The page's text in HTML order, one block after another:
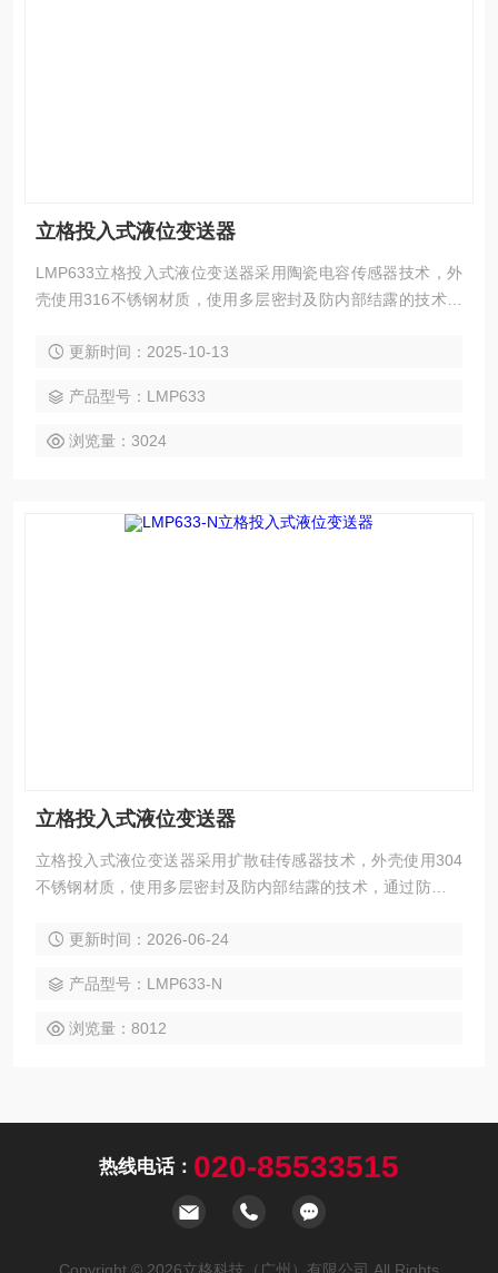
立格投入式液位变送器
LMP633立格投入式液位变送器采用陶瓷电容传感器技术，外
壳使用316不锈钢材质，使用多层密封及防内部结露的技术，
等级要求更新时间：2025-10-13
产品型号：LMP633
浏览量：3024
立格投入式液位变送器
立格投入式液位变送器采用扩散硅传感器技术，外壳使用304
不锈钢材质，使用多层密封及防内部结露的技术，通过防水性
更新时间：2026-06-24
产品型号：LMP633-N
浏览量：8012
热线电话： 020-85533515